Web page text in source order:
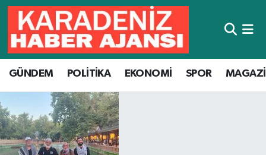
GÜNDEM POLİTİKA EKONOMİ SPOR
Hava Durumu
Trafik Durumu
Süper Lig Puan Durumu ve Fikstür
Tüm Manşetler